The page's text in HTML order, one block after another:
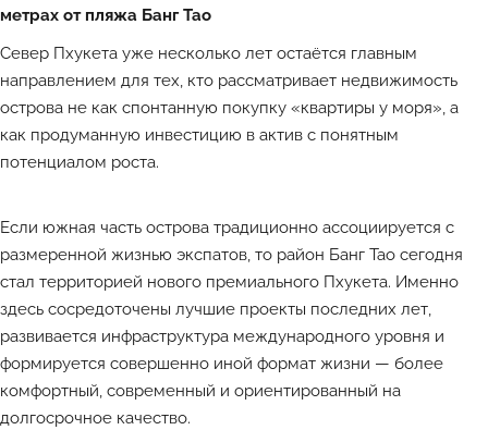
метрах от пляжа Банг Тао
Север Пхукета уже несколько лет остаётся главным
направлением для тех, кто рассматривает недвижимость
острова не как спонтанную покупку «квартиры у моря», а
как продуманную инвестицию в актив с понятным
потенциалом роста.
Если южная часть острова традиционно ассоциируется с
размеренной жизнью экспатов, то район Банг Тао сегодня
стал территорией нового премиального Пхукета. Именно
здесь сосредоточены лучшие проекты последних лет,
развивается инфраструктура международного уровня и
формируется совершенно иной формат жизни — более
комфортный, современный и ориентированный на
долгосрочное качество.